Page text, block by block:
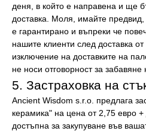
деня, в който е направена и ще
доставка. Моля, имайте
е гарантирано и въпреки че
нашите клиенти след доставка
изключение на доставките на
не носи отговорност за забавяне
5. Застраховка на
Ancient Wisdom s.r.o. предлага
керамика" на цена от 2,75 евро
достъпна за закупуване във